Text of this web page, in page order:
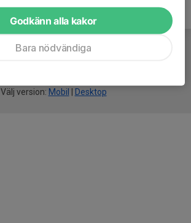
Välj version: Mobil Desktop
Godkänn alla kakor
Bara nödvändiga